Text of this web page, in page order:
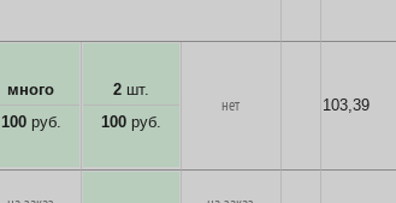
много
100руб.
2шт.
100руб.
нет 103,39